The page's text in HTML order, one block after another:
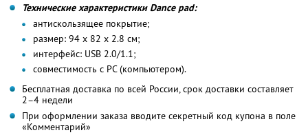
Технические характеристики Dance pad:
антискользящее покрытие;
размер: 94 х 82 х 2.8 см;
интерфейс: USB 2.0/1.1;
совместимость с PC (компьютером).
Бесплатная доставка по всей России, срок доставки составляет
2–4 недели
При оформлении заказа вводите секретный код купона в поле
«Комментарий»